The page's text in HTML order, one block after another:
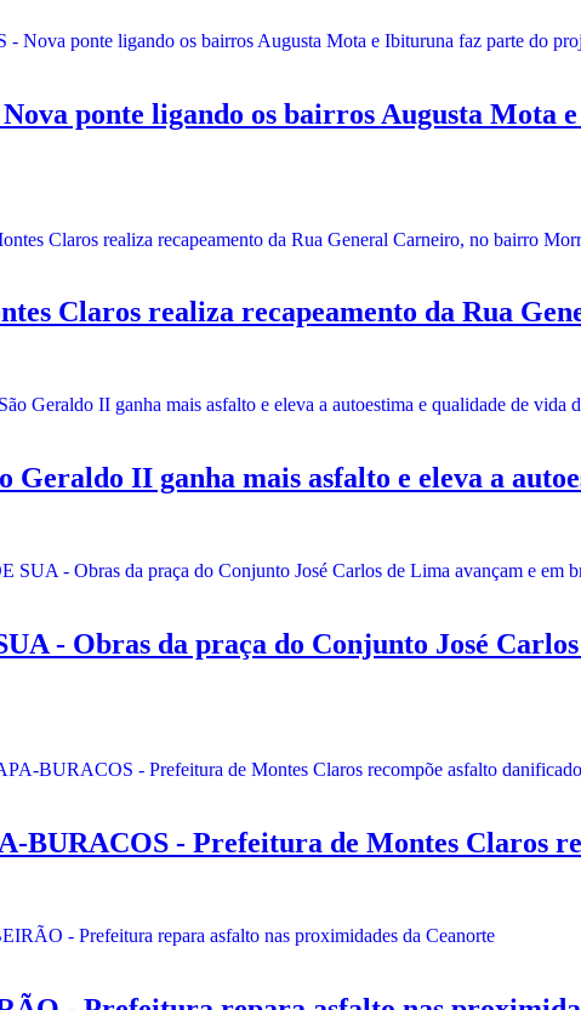
ponte ligando os bairros Augusta Mota
Claros realiza recapeamento da Rua
II ganha mais asfalto e eleva a
- Obras da praça do Conjunto José
BURACOS - Prefeitura de Montes Claros